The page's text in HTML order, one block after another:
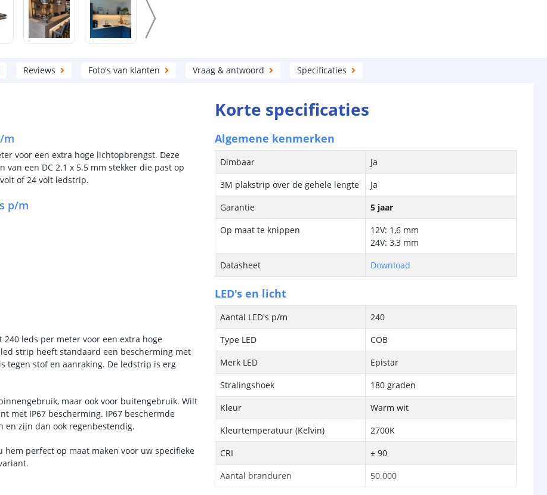
Reviews Foto's van klanten Vraag & antwoord Specificaties
m
voor een extra hoge lichtopbrengst. Deze
een DC 2.1 x 5.5 mm stekker die past op
of 24 volt ledstrip.
p/m
leds per meter voor een extra hoge
strip heeft standaard een bescherming met
tegen stof en aanraking. De ledstrip is erg
maar ook voor buitengebruik. Wilt
met IP67 bescherming. IP67 beschermde
zijn dan ook regenbestendig.
perfect op maat maken voor uw specifieke
Korte specificaties
Algemene kenmerken
Dimbaar
Ja
3M plakstrip over de gehele lengte
Ja
Garantie
5 jaar
Op maat te knippen
12V: 1,6 mm
24V: 3,3 mm
Datasheet
Download
LED's en licht
Aantal LED's p/m
240
Type LED
COB
Merk LED
Epistar
Stralingshoek
180 graden
Kleur
Warm wit
Kleurtemperatuur (Kelvin)
2700K
CRI
± 90
Aantal branduren
50.000